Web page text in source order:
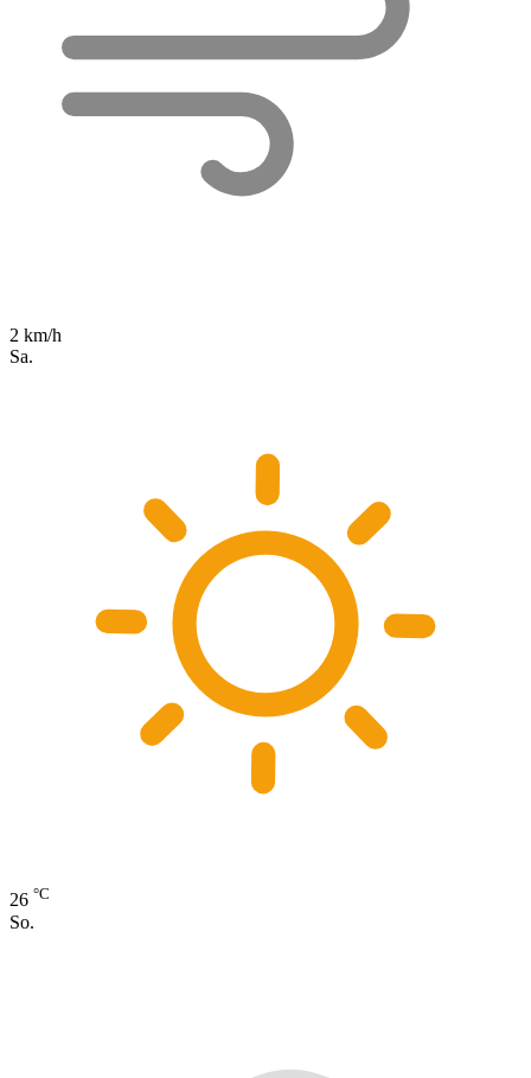
2 km/h
Sa.
26 °C
So.